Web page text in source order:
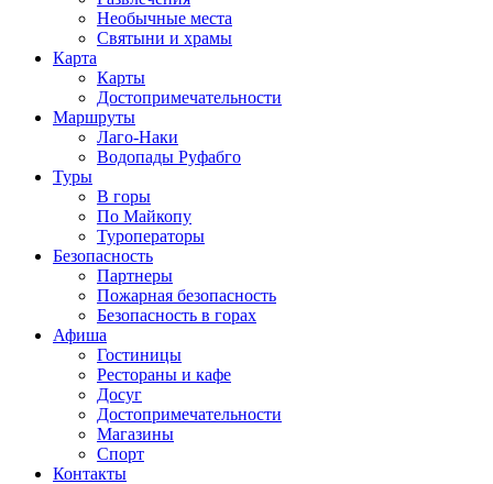
Необычные места
Святыни и храмы
Карта
Карты
Достопримечательности
Маршруты
Лаго-Наки
Водопады Руфабго
Туры
В горы
По Майкопу
Туроператоры
Безопасность
Партнеры
Пожарная безопасность
Безопасность в горах
Афиша
Гостиницы
Рестораны и кафе
Досуг
Достопримечательности
Магазины
Спорт
Контакты